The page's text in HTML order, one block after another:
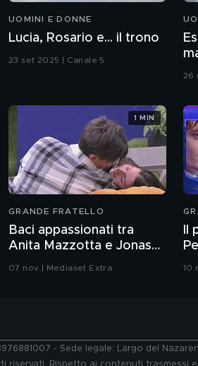
UOMINI E DONNE
Lucia, Rosario e... il trono
23 set 2025 | Canale 5
26
GRANDE FRATELLO
Baci appassionati tra
Anita Mazzotta e Jonas
07 nov | Mediaset Extra
1 MIN
Il
10
- Sede legale: Largo del